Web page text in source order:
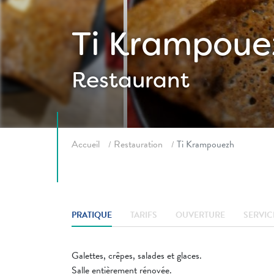
Ti
Restaurant
Accueil Restauration Ti Krampouezh
PRATIQUE TARIFS OUVERTURE
Galettes, crêpes, salades et glaces.
Salle entièrement rénovée.